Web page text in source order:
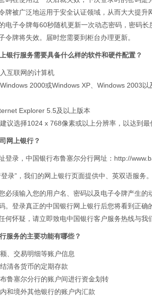
牌被广泛地运用于安全认证领域，从而大大提
电子令牌每60秒随机更新一次动态密码，密码
令牌将失效。届时您需要到柜台办理更新。
银行服务需要具备什么样的软件和硬件配置？
互联网的计算机
2000或Windows XP、Windows 2003
Explorer 5.5及以上版本
议选择1024 x 768像素或以上分辨率，以达到最
网上银行？
登录，中国银行布鲁塞尔分行网址： http://
登录”，我们的网上银行页面提供中、英双语服务
必须输入您的用户名、密码以及电子令牌产生
。登录真正的中国银行网上银行后您将看到正
何怀疑，请立即致电中国银行客户服务热线与我
服务的主要功能有哪些？
、交易明细等账户信息
清各货币的定期存款
鲁塞尔分行的账户间进行资金划转
和境外其他银行的账户内汇款